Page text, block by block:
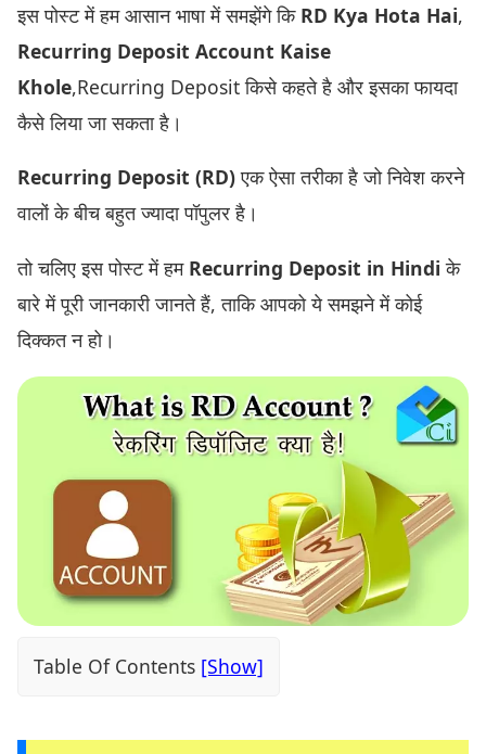
इस पोस्ट में हम आसान भाषा में समझेंगे कि RD Kya Hota Hai,
Recurring Deposit Account Kaise
Khole,Recurring Deposit किसे कहते है और इसका फायदा
कैसे लिया जा सकता है।
Recurring Deposit (RD)एक ऐसा तरीका है जो निवेश करने
वालों के बीच बहुत ज्यादा पॉपुलर है।
तो चलिए इस पोस्ट में हम Recurring Deposit in Hindi के
बारे में पूरी जानकारी जानते हैं, ताकि आपको ये समझने में कोई
दिक्कत न हो।
Table Of Contents